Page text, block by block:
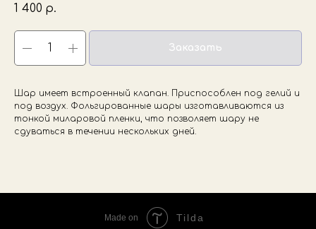
1 400 р.
Заказать
Шар имеет встроенный клапан. Приспособлен под гелий и
под воздух. Фольгированные шары изготавливаются из
тонкой миларовой пленки, что позволяет шару не
сдуваться в течении нескольких дней.
Made on Tilda